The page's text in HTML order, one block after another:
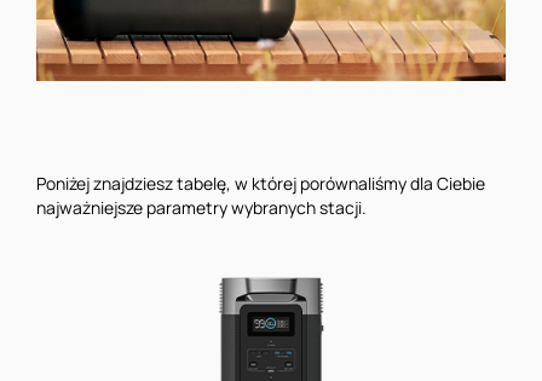
Poniżej znajdziesz tabelę, w której porównaliśmy dla Ciebie
najważniejsze parametry wybranych stacji.